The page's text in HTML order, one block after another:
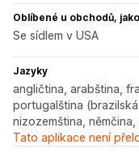
Oblíbené u obchodů,
Se sídlem v USA
Jazyky
angličtina, arabština,
portugalština
nizozemština,
Tato aplikace není